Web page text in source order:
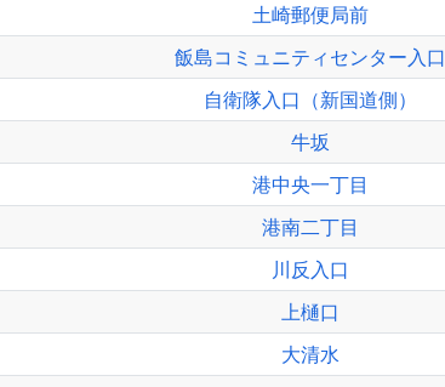
土崎郵便局前
飯島コミュニティセンター入口
自衛隊入口（新国道側）
牛坂
港中央一丁目
港南二丁目
川反入口
上樋口
大清水